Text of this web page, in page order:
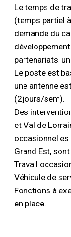
Le temps de
(temps partiel
demande du
partenariats,
Le poste est
une antenne
(2jours/sem).
Des
et Val de
occasionnelles
Grand Est,
Travail
Véhicule de
Fonctions à
en place.